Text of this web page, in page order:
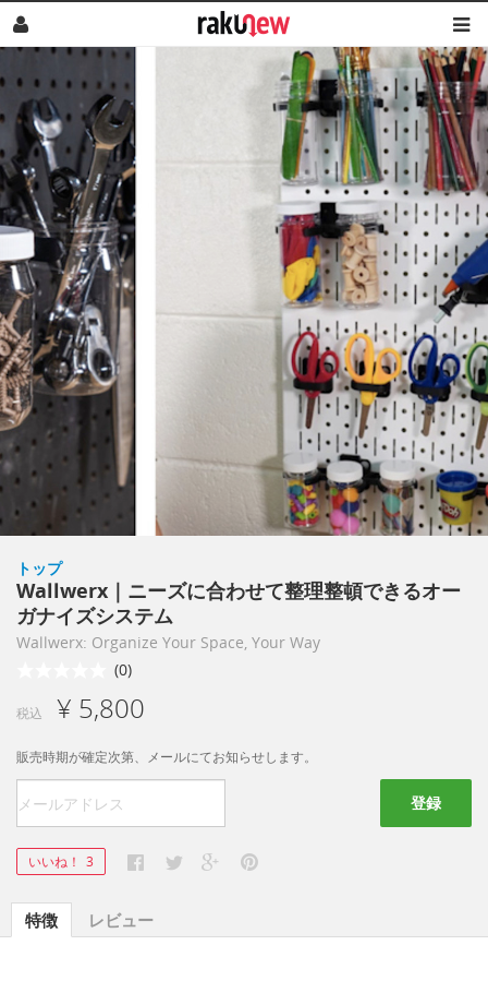
トップ
Wallwerx｜ニーズに合わせて整理整頓できるオー
ガナイズシステム
Wallwerx: Organize Your Space, Your Way
(0)
税込 ¥ 5,800
販売時期が確定次第、メールにてお知らせします。
登録
いいね！ 3
特徴 レビュー